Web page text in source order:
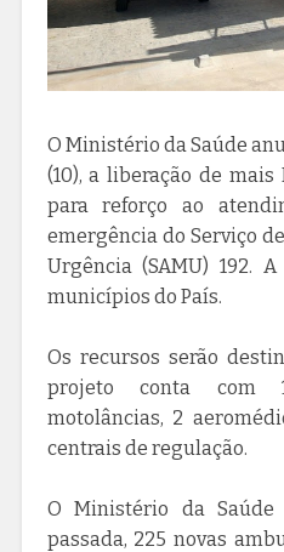
O Ministério da Saúde
(10), a liberação de
para reforço ao
emergência do Serviço
Urgência (SAMU) 192.
municípios do País.
Os recursos serão
projeto conta com
motolâncias, 2
centrais de regulação.
O Ministério da Saúde
passada, 225 novas